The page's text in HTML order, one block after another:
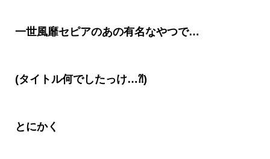
一世風靡セピアのあの有名なやつで…
(タイトル何でしたっけ…⁈)
とにかく